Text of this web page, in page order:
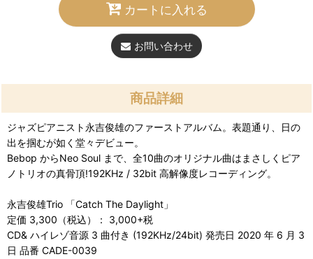
カートに入れる
お問い合わせ
商品詳細
ジャズピアニスト永吉俊雄のファーストアルバム。表題通り、日の
出を掴むが如く堂々デビュー。
Bebop からNeo Soul まで、全10曲のオリジナル曲はまさしくピア
ノトリオの真骨頂!192KHz / 32bit 高解像度レコーディング。
永吉俊雄Trio 「Catch The Daylight」
定価 3,300（税込）： 3,000+税
CD& ハイレゾ音源 3 曲付き (192KHz/24bit) 発売日 2020 年 6 月 3
日 品番 CADE-0039